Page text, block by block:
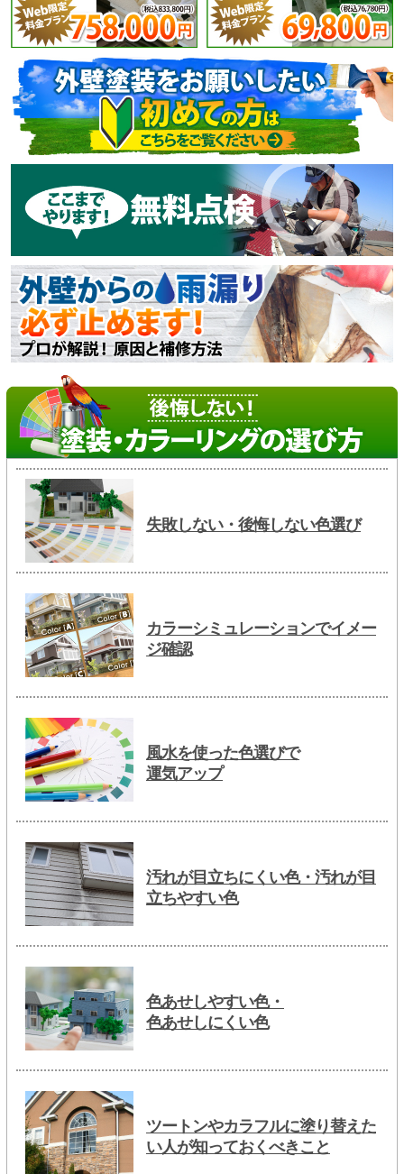
失敗しない・後悔しない色選び
カラーシミュレーションでイメー
ジ確認
風水を使った色選びで
運気アップ
汚れが目立ちにくい色・汚れが目
立ちやすい色
色あせしやすい色・
色あせしにくい色
ツートンやカラフルに塗り替えた
い人が知っておくべきこと